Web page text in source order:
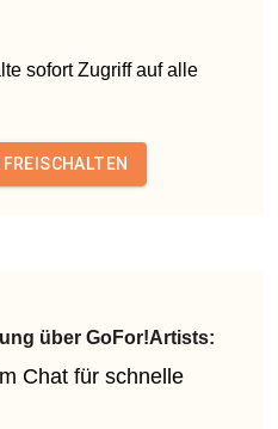
sofort Zugriff auf alle
über GoFor!Artists:
Chat für schnelle